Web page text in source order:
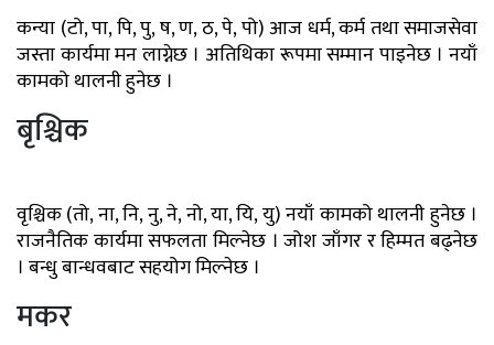
कन्या (टो, पा, पि, पु, ष, ण, ठ, पे, पो) आज धर्म, कर्म तथा समाजसेवा
जस्ता कार्यमा मन लाग्नेछ । अतिथिका रूपमा सम्मान पाइनेछ । नयाँ
कामको थालनी हुनेछ ।
बृश्चिक
वृश्चिक (तो, ना, नि, नु, ने, नो, या, यि, यु) नयाँ कामको थालनी हुनेछ ।
राजनैतिक कार्यमा सफलता मिल्नेछ । जोश जाँगर र हिम्मत बढ्नेछ
। बन्धु बान्धवबाट सहयोग मिल्नेछ ।
मकर